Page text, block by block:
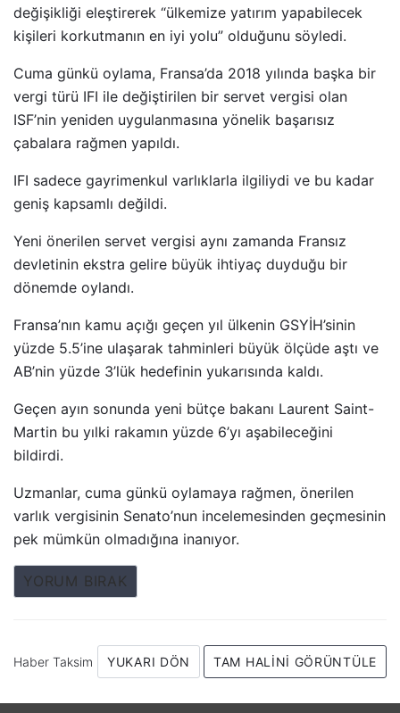
değişikliği eleştirerek “ülkemize yatırım yapabilecek
kişileri korkutmanın en iyi yolu” olduğunu söyledi.
Cuma günkü oylama, Fransa’da 2018 yılında başka bir
vergi türü IFI ile değiştirilen bir servet vergisi olan
ISF’nin yeniden uygulanmasına yönelik başarısız
çabalara rağmen yapıldı.
IFI sadece gayrimenkul varlıklarla ilgiliydi ve bu kadar
geniş kapsamlı değildi.
Yeni önerilen servet vergisi aynı zamanda Fransız
devletinin ekstra gelire büyük ihtiyaç duyduğu bir
dönemde oylandı.
Fransa’nın kamu açığı geçen yıl ülkenin GSYİH’sinin
yüzde 5.5’ine ulaşarak tahminleri büyük ölçüde aştı ve
AB’nin yüzde 3’lük hedefinin yukarısında kaldı.
Geçen ayın sonunda yeni bütçe bakanı Laurent Saint-
Martin bu yılki rakamın yüzde 6’yı aşabileceğini
bildirdi.
Uzmanlar, cuma günkü oylamaya rağmen, önerilen
varlık vergisinin Senato’nun incelemesinden geçmesinin
pek mümkün olmadığına inanıyor.
YORUM BIRAK
Haber Taksim YUKARI DÖN TAM HALINI GÖRÜNTÜLE